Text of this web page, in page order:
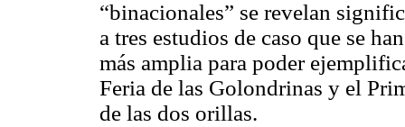
“binacionales” se revelan
a tres estudios de caso que se
más amplia para poder
Feria de las Golondrinas y el
de las dos orillas.